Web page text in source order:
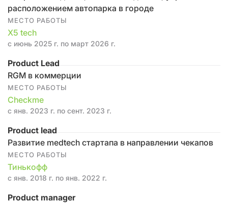
расположением автопарка в городе
МЕСТО РАБОТЫ
X5 tech
с июнь 2025 г. по март 2026 г.
Product Lead
RGM в коммерции
МЕСТО РАБОТЫ
Checkme
с янв. 2023 г. по сент. 2023 г.
Product lead
Развитие medtech стартапа в направлении чекапов
МЕСТО РАБОТЫ
Тинькофф
с янв. 2018 г. по янв. 2022 г.
Product manager